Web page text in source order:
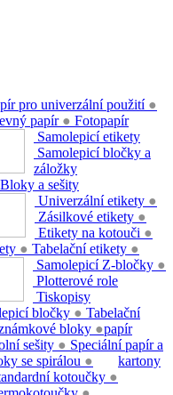
pro univerzální použití ●
papír ● Fotopapír
Samolepicí etikety
Univerzální etikety ●
Zásilkové etikety ●
Etikety na kotouči ●
● Tabelační etikety ●
Samolepicí bločky a
záložky
Samolepicí Z-bločky ●
bločky ●
Bloky a sešity
bloky ●
sešity ●
se spirálou ●
Plotterové role
kotoučky ●
Tiskopisy
Tabelační
papír
Speciální papír a
kartony